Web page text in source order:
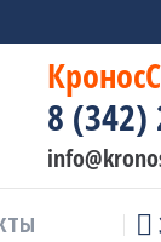
8 (342)